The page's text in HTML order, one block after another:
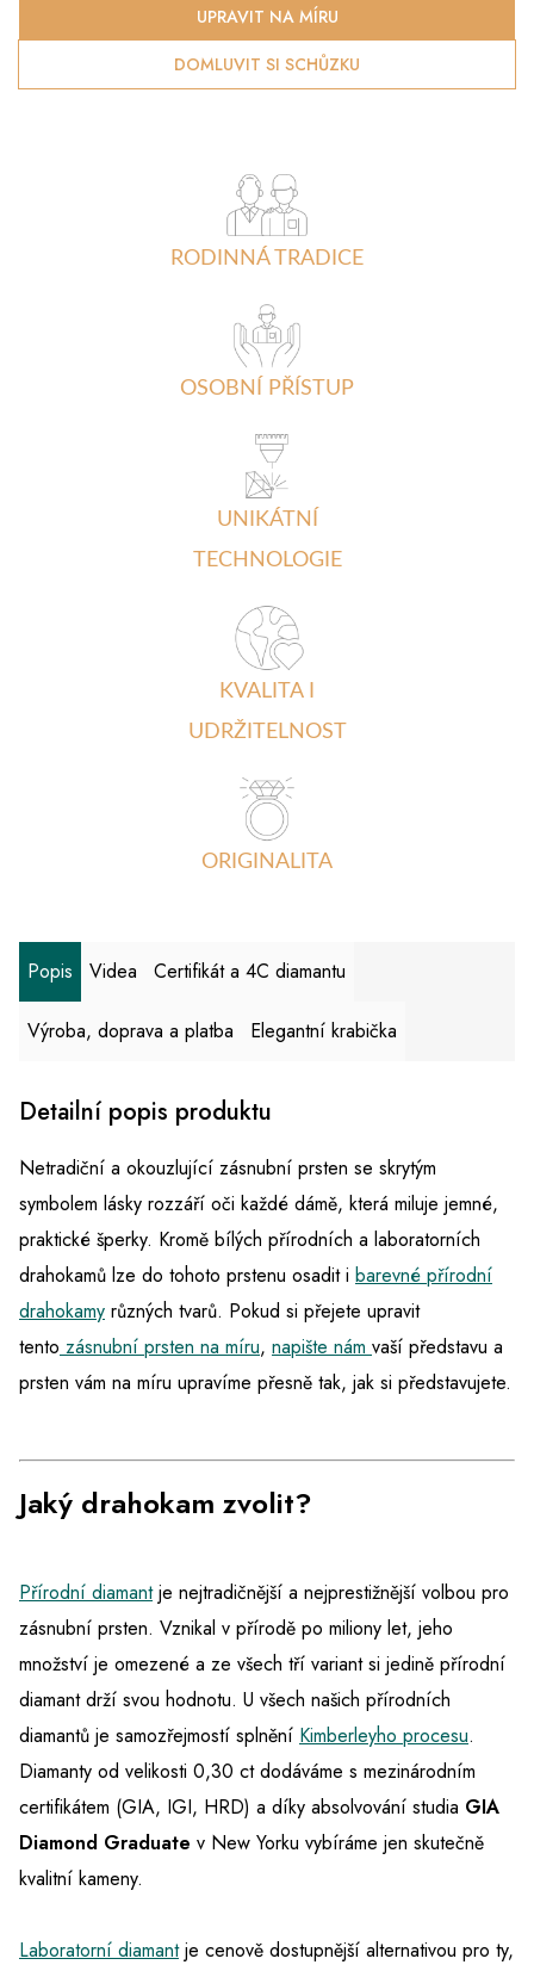
DOMLUVIT SI SCHŮZKU
UPRAVIT NA MÍRU
RODINNÁ TRADICE
OSOBNÍ PŘÍSTUP
UNIKÁTNÍ
TECHNOLOGIE
KVALITA I
UDRŽITELNOST
ORIGINALITA
Popis Videa Certifikát a 4C diamantu
Výroba, doprava a platba Elegantní krabička
Detailní popis produktu
Netradiční a okouzlující zásnubní prsten se skrytým
symbolem lásky rozzáří oči každé dámě, která miluje jemné,
praktické šperky. Kromě bílých přírodních a laboratorních
drahokamů lze do tohoto prstenu osadit i barevné přírodní
drahokamy různých tvarů. Pokud si přejete upravit
tento zásnubní prsten na míru, napište nám vaší představu a
prsten vám na míru upravíme přesně tak, jak si představujete.
Jaký drahokam zvolit?
Přírodní diamantje nejtradičnější a nejprestižnější volbou pro
zásnubní prsten. Vznikal v přírodě po miliony let, jeho
množství je omezené a ze všech tří variant si jedině přírodní
diamant drží svou hodnotu. U všech našich přírodních
diamantů je samozřejmostí splnění Kimberleyho procesu.
Diamanty od velikosti 0,30 ct dodáváme s mezinárodním
certifikátem (GIA, IGI, HRD) a díky absolvování studia GIA
Diamond Graduate v New Yorku vybíráme jen skutečně
kvalitní kameny.
Laboratorní diamant je cenově dostupnější alternativou pro ty,